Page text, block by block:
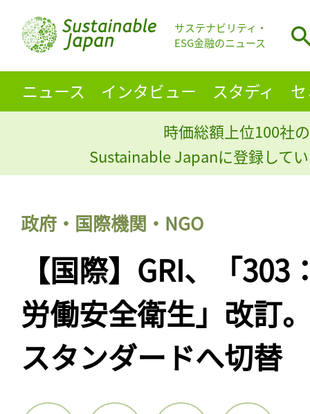
サステナビリティ・
ESG金融のニュース
ニュース インタビュー スタディ
時価総額上位100社
Sustainable Japanに登録して
政府・国際機関・NGO
【国際】GRI、「
労働安全衛生」改訂
スタンダードへ切替